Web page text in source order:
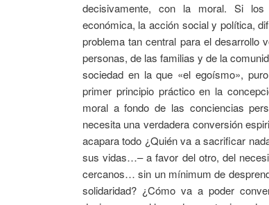
decisivamente, con la moral. Si
económica, la acción social y política,
problema tan central para el desarrollo
personas, de las familias y de la
sociedad en la que «el egoísmo»,
primer principio práctico en la
moral a fondo de las conciencias
necesita una verdadera conversión
acapara todo ¿Quién va a sacrificar
sus vidas…– a favor del otro, del
cercanos… sin un mínimum de
solidaridad? ¿Cómo va a poder